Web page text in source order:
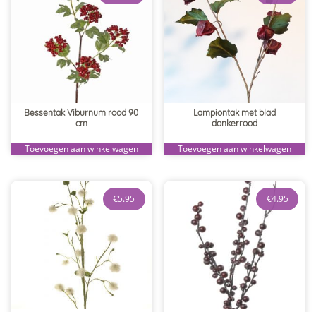
Bessentak Viburnum rood 90
cm
Toevoegen aan winkelwagen
Lampiontak met blad
donkerrood
Toevoegen aan winkelwagen
€5.95 €4.95